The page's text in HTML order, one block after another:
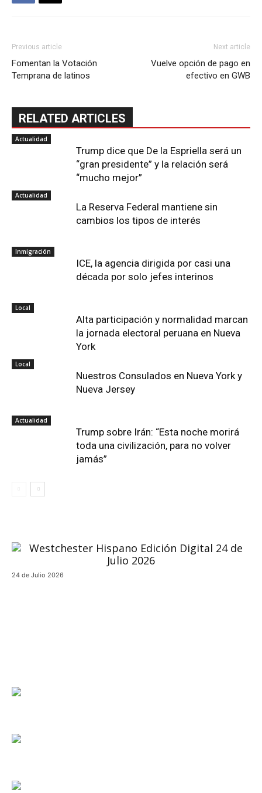
Previous article
Fomentan la Votación
Temprana de latinos
Next article
Vuelve opción de pago en
efectivo en GWB
RELATED ARTICLES
Actualidad
Trump dice que De la Espriella será un
“gran presidente” y la relación será
“mucho mejor”
Actualidad
La Reserva Federal mantiene sin
cambios los tipos de interés
Inmigración
ICE, la agencia dirigida por casi una
década por solo jefes interinos
Local
Alta participación y normalidad marcan
la jornada electoral peruana en Nueva
York
Local
Nuestros Consulados en Nueva York y
Nueva Jersey
Actualidad
Trump sobre Irán: “Esta noche morirá
toda una civilización, para no volver
jamás”
24 de Julio 2026